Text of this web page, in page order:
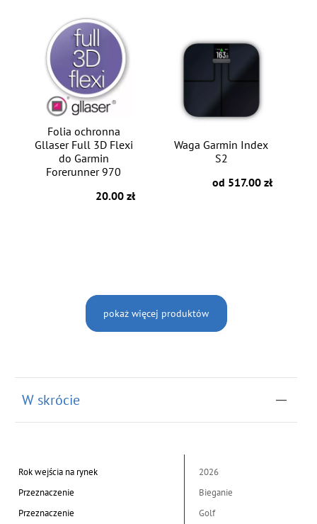
Folia ochronna
Gllaser Full 3D Flexi
do Garmin
Forerunner 970
20.00 zł
Waga Garmin Index
S2
od 517.00 zł
pokaż więcej produktów
W skrócie
Rok wejścia na rynek
2026
Przeznaczenie
Bieganie
Przeznaczenie
Golf